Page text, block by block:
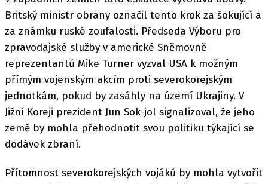
Britský ministr obrany označil tento krok za šokující a
za známku ruské zoufalosti. Předseda Výboru pro
zpravodajské služby v americké Sněmovně
reprezentantů Mike Turner vyzval USA k možným
přímým vojenským akcím proti severokorejským
jednotkám, pokud by zasáhly na území Ukrajiny. V
Jižní Koreji prezident Jun Sok-jol signalizoval, že jeho
země by mohla přehodnotit svou politiku týkající se
dodávek zbraní.
Přítomnost severokorejských vojáků by mohla vytvořit